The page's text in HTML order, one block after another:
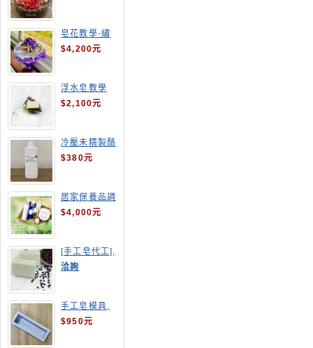
皂花教學-繡
球花皂花束
$4,200元
浮水皂教學
$2,100元
冷壓未精製酪
梨油
$380元
居家保養品調
配班
$4,000元
[手工皂代工],
酒粕皂
洽詢
手工皂模具,
長方形吐司模
$950元